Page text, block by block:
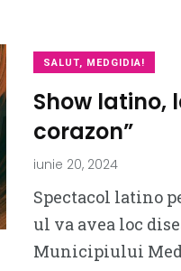
SALUT, MEDGIDIA!
Show latino,
corazon”
iunie 20, 2024
Spectacol latino
ul va avea loc
Municipiului